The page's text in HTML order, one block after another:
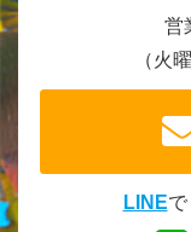
営
（火
LINE